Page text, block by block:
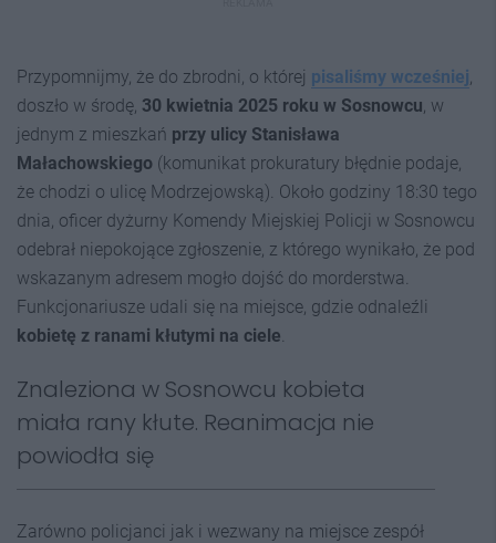
Przypomnijmy, że do zbrodni, o której pisaliśmy wcześniej,
doszło w środę, 30 kwietnia 2025 roku w Sosnowcu, w
jednym z mieszkań przy ulicy Stanisława
Małachowskiego (komunikat prokuratury błędnie podaje,
że chodzi o ulicę Modrzejowską). Około godziny 18:30 tego
dnia, oficer dyżurny Komendy Miejskiej Policji w Sosnowcu
odebrał niepokojące zgłoszenie, z którego wynikało, że pod
wskazanym adresem mogło dojść do morderstwa.
Funkcjonariusze udali się na miejsce, gdzie odnaleźli
kobietę z ranami kłutymi na ciele.
Znaleziona w Sosnowcu kobieta
miała rany kłute. Reanimacja nie
powiodła się
Zarówno policjanci jak i wezwany na miejsce zespół